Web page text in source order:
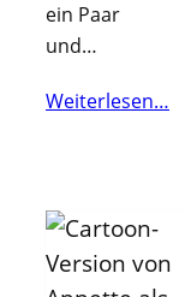
ein Paar
und…
Weiterlesen…